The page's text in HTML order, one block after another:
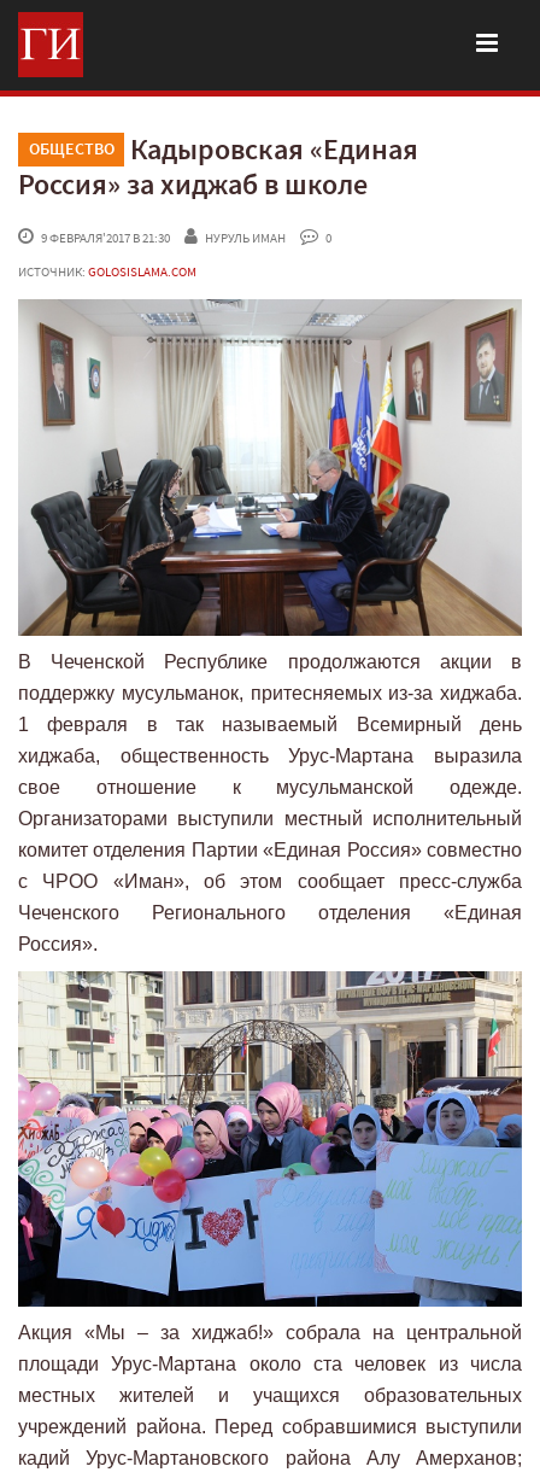
ОБЩЕСТВО
Кадыровская «Единая
Россия» за хиджаб в школе
9 ФЕВРАЛЯ'2017 В 21:30 НУРУЛЬ ИМАН
0
ИСТОЧНИК: GOLOSISLAMA.COM
В Чеченской Республике продолжаются акции в
поддержку мусульманок, притесняемых из-за хиджаба.
1 февраля в так называемый Всемирный день
хиджаба, общественность Урус-Мартана выразила
свое отношение к мусульманской одежде.
Организаторами выступили местный исполнительный
комитет отделения Партии «Единая Россия» совместно
с ЧРОО «Иман», об этом сообщает пресс-служба
Чеченского Регионального отделения «Единая
Россия».
Акция «Мы – за хиджаб!» собрала на центральной
площади Урус-Мартана около ста человек из числа
местных жителей и учащихся образовательных
учреждений района. Перед собравшимися выступили
кадий Урус-Мартановского района Алу Амерханов;